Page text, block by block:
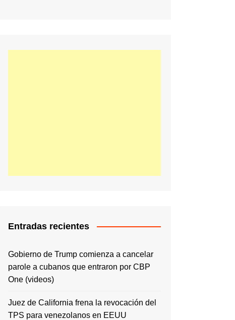
Entradas recientes
Gobierno de Trump comienza a cancelar
parole a cubanos que entraron por CBP
One (videos)
Juez de California frena la revocación del
TPS para venezolanos en EEUU